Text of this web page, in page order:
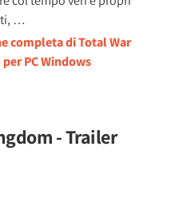
…
completa di Total War
PC Windows
- Trailer